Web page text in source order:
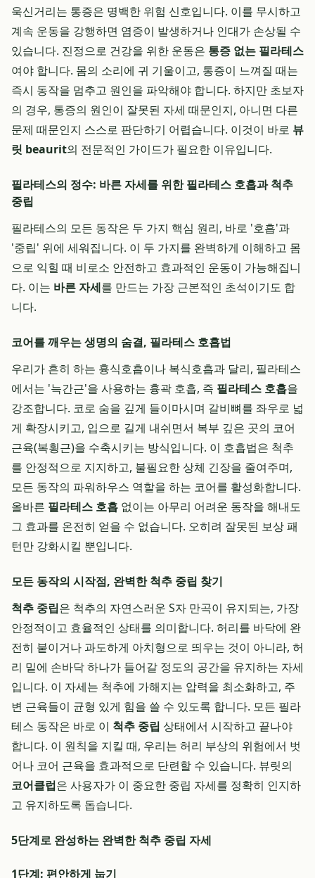
욱신거리는 통증은 명백한 위험 신호입니다. 이를 무시하고
계속 운동을 강행하면 염증이 발생하거나 인대가 손상될 수
있습니다. 진정으로 건강을 위한 운동은 통증 없는 필라테스
여야 합니다. 몸의 소리에 귀 기울이고, 통증이 느껴질 때는
즉시 동작을 멈추고 원인을 파악해야 합니다. 하지만 초보자
의 경우, 통증의 원인이 잘못된 자세 때문인지, 아니면 다른
문제 때문인지 스스로 판단하기 어렵습니다. 이것이 바로 뷰
릿 beaurit의 전문적인 가이드가 필요한 이유입니다.
필라테스의 정수: 바른 자세를 위한 필라테스 호흡과 척추
중립
필라테스의 모든 동작은 두 가지 핵심 원리, 바로 '호흡'과
'중립' 위에 세워집니다. 이 두 가지를 완벽하게 이해하고 몸
으로 익힐 때 비로소 안전하고 효과적인 운동이 가능해집니
다. 이는 바른 자세를 만드는 가장 근본적인 초석이기도 합
니다.
코어를 깨우는 생명의 숨결, 필라테스 호흡법
우리가 흔히 하는 흉식호흡이나 복식호흡과 달리, 필라테스
에서는 '늑간근'을 사용하는 흉곽 호흡, 즉 필라테스 호흡을
강조합니다. 코로 숨을 깊게 들이마시며 갈비뼈를 좌우로 넓
게 확장시키고, 입으로 길게 내쉬면서 복부 깊은 곳의 코어
근육(복횡근)을 수축시키는 방식입니다. 이 호흡법은 척추
를 안정적으로 지지하고, 불필요한 상체 긴장을 줄여주며,
모든 동작의 파워하우스 역할을 하는 코어를 활성화합니다.
올바른 필라테스 호흡 없이는 아무리 어려운 동작을 해내도
그 효과를 온전히 얻을 수 없습니다. 오히려 잘못된 보상 패
턴만 강화시킬 뿐입니다.
모든 동작의 시작점, 완벽한 척추 중립 찾기
척추 중립은 척추의 자연스러운 S자 만곡이 유지되는, 가장
안정적이고 효율적인 상태를 의미합니다. 허리를 바닥에 완
전히 붙이거나 과도하게 아치형으로 띄우는 것이 아니라, 허
리 밑에 손바닥 하나가 들어갈 정도의 공간을 유지하는 자세
입니다. 이 자세는 척추에 가해지는 압력을 최소화하고, 주
변 근육들이 균형 있게 힘을 쓸 수 있도록 합니다. 모든 필라
테스 동작은 바로 이 척추 중립 상태에서 시작하고 끝나야
합니다. 이 원칙을 지킬 때, 우리는 허리 부상의 위험에서 벗
어나 코어 근육을 효과적으로 단련할 수 있습니다. 뷰릿의
코어클럽은 사용자가 이 중요한 중립 자세를 정확히 인지하
고 유지하도록 돕습니다.
5단계로 완성하는 완벽한 척추 중립 자세
1단계: 편안하게 눕기